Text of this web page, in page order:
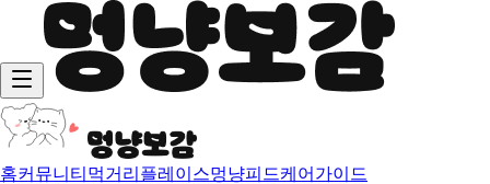
홈커뮤니티 먹거리 플레이스멍냥피드케어가이드